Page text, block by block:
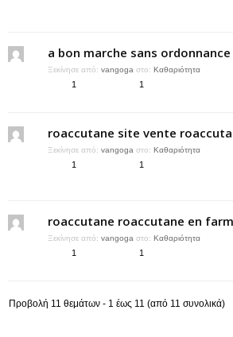
a bon marche sans
Ξεκίνησε από: vangoga στο: Καθαριότητα
1 1
roaccutane site vente
Ξεκίνησε από: vangoga στο: Καθαριότητα
1 1
roaccutane roaccutane en
Ξεκίνησε από: vangoga στο: Καθαριότητα
1 1
Προβολή 11 θεμάτων - 1 έως 11 (από 11 συνολικά)